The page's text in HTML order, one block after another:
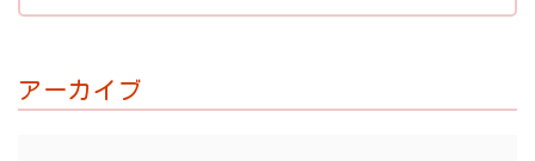
アーカイブ